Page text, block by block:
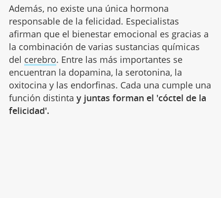
Además, no existe una única hormona
responsable de la felicidad. Especialistas
afirman que el bienestar emocional es gracias a
la combinación de varias sustancias químicas
del cerebro. Entre las más importantes se
encuentran la dopamina, la serotonina, la
oxitocina y las endorfinas. Cada una cumple una
función distinta y juntas forman el 'cóctel de la
felicidad'.